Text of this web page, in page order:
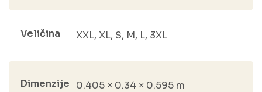
Veličina XXL, XL, S, M, L, 3XL
Dimenzije 0.405 × 0.34 × 0.595 m